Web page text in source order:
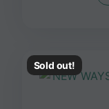
Sold out!